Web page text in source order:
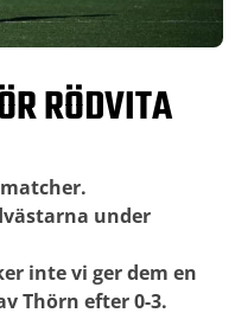
RÖDVITA
under
inte vi ger dem en
Thörn efter 0-3.